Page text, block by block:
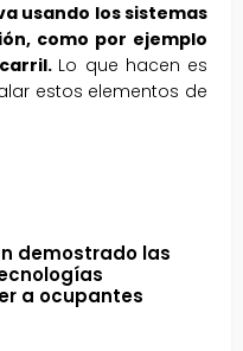
usando los sistemas
como por ejemplo
Lo que hacen es
estos elementos de
demostrado las
a ocupantes